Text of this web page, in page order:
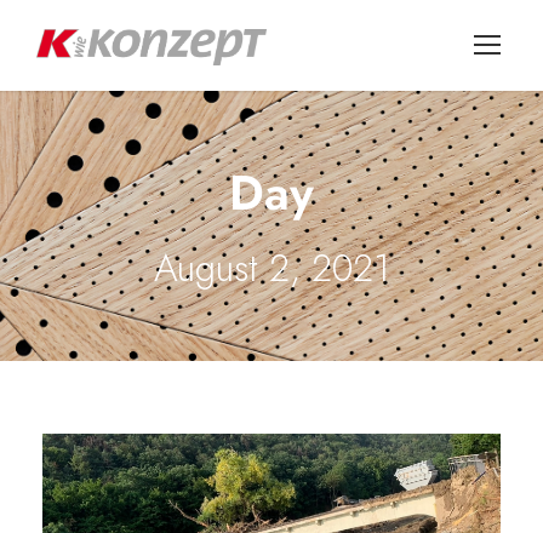
Day
August 2, 2021